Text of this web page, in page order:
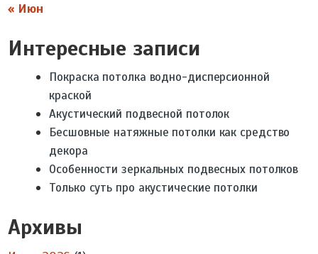
« Июн
Интересные записи
Покраска потолка водно-дисперсионной
краской
Акустический подвесной потолок
Бесшовные натяжные потолки как средство
декора
Особенности зеркальных подвесных потолков
Только суть про акустические потолки
Архивы